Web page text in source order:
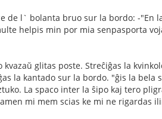
de l` bolanta bruo sur la bordo: -"En
helpis min por mia senpasporta
kvazaŭ glitas poste. Streĉiĝas la
la kantado sur la bordo. "ĝis la
La spaco inter la ŝipo kaj tero
mi mem scias ke mi ne rigardas